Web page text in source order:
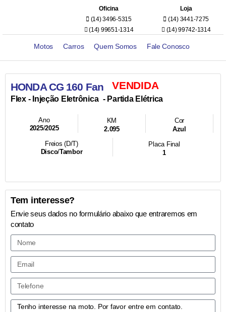
Oficina
(14) 3496-5315
(14) 99651-1314
Loja
(14) 3441-7275
(14) 99742-1314
Motos Carros Quem Somos Fale Conosco
HONDA CG 160 Fan VENDIDA
Flex- Injeção Eletrônica - Partida Elétrica
Ano
2025/2025
KM
2.095
Cor
Azul
Freios (D/T)
Disco/Tambor
Placa Final
1
Tem interesse?
Envie seus dados no formulário abaixo que entraremos em
contato